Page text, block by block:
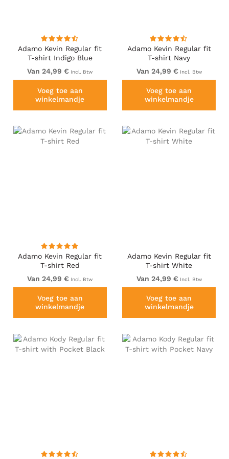
Adamo Kevin Regular fit
T-shirt Indigo Blue
Van 24,99 € Incl. Btw
Voeg toe aan
winkelmandje
Adamo Kevin Regular fit
T-shirt Navy
Van 24,99 € Incl. Btw
Voeg toe aan
winkelmandje
Adamo Kevin Regular fit
T-shirt Red
Van 24,99 € Incl. Btw
Voeg toe aan
winkelmandje
Adamo Kevin Regular fit
T-shirt White
Van 24,99 € Incl. Btw
Voeg toe aan
winkelmandje